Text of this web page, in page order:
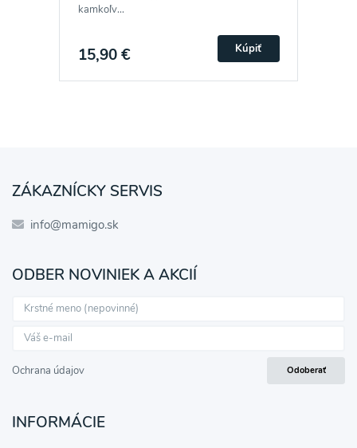
kamkoľv...
15,90 € Kúpiť
ZÁKAZNÍCKY SERVIS
info@mamigo.sk
ODBER NOVINIEK A AKCIÍ
Ochrana údajov Odoberať
INFORMÁCIE